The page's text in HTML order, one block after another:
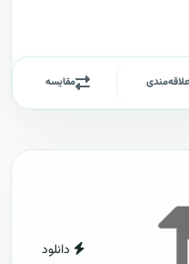
علاقه‌مندی مقایسه
دانلود